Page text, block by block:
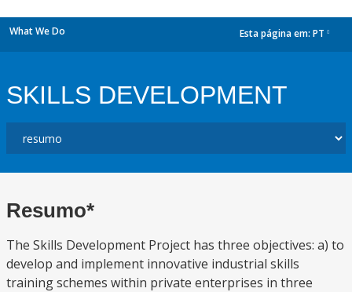
What We Do Esta página em: PT
SKILLS DEVELOPMENT
Resumo*
The Skills Development Project has three objectives: a) to
develop and implement innovative industrial skills
training schemes within private enterprises in three